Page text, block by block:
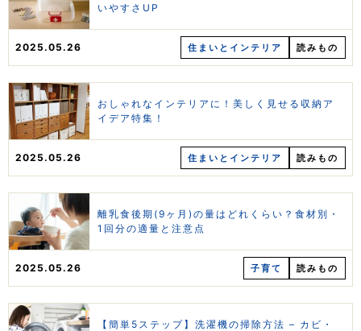
2025.05.26 住まいとインテリア 読みもの
いやすさUP
2025.05.26 住まいとインテリア 読みもの
おしゃれなインテリアに！美しく見せる収納ア
イデア特集！
2025.05.26 子育て 読みもの
離乳食後期(9ヶ月)の量はどれくらい？食材別・
1回分の適量と注意点
【簡単5ステップ】洗濯機の掃除方法 – カビ・